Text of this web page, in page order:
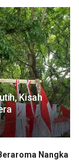
Kisah
Nangka